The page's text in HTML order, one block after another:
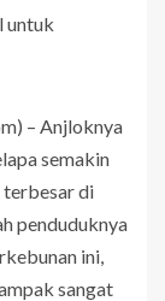
untuk
– Anjloknya
semakin
terbesar di
penduduknya
ini,
sangat